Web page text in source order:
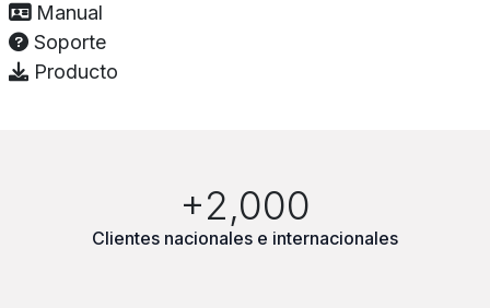
Manual
Soporte
Producto
+2,000
Clientes nacionales e internacionales